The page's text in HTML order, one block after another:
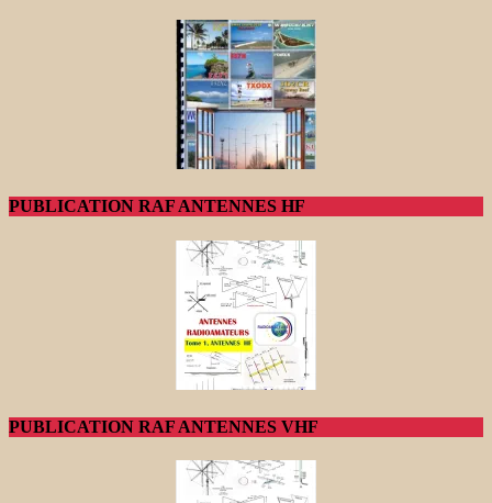
PUBLICATION RAF ANTENNES HF
PUBLICATION RAF ANTENNES VHF